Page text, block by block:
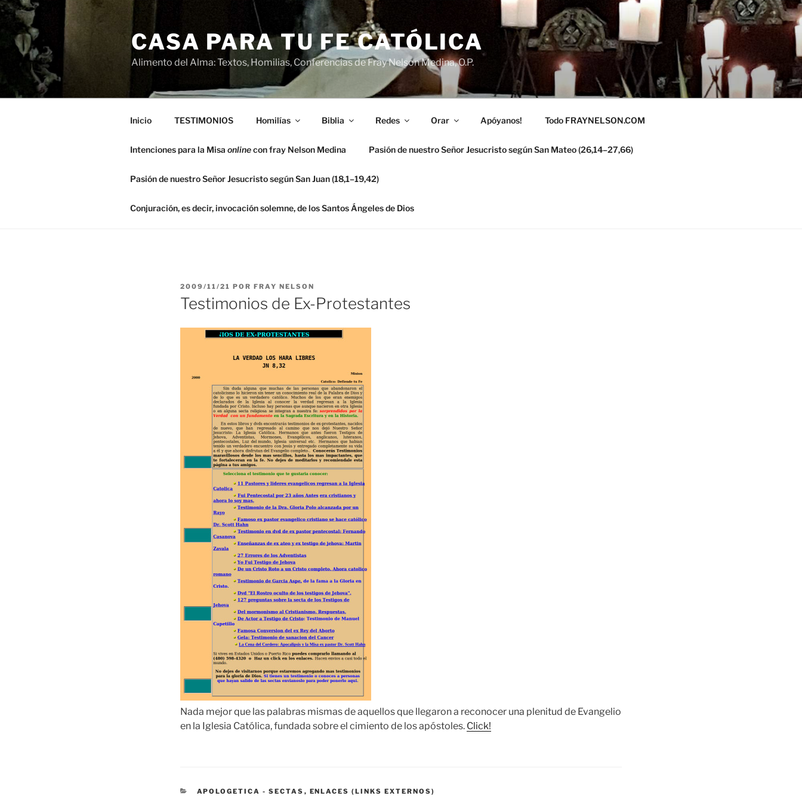
Saltar
contenido
CASA PARA TU FE CATÓLICA
Alimento del Alma: Textos, Homilias, Conferencias de Fray Nelson Medina, O.P.
Inicio TESTIMONIOS Homilías Biblia Redes Orar Apóyanos! Todo FRAYNELSON.COM
Intenciones para la Misa onlinecon fray Nelson Medina Pasión de nuestro Señor Jesucristo según San Mateo (26,14–27,66)
Pasión de nuestro Señor Jesucristo según San Juan (18,1–19,42)
Conjuración, es decir, invocación solemne, de los Santos Ángeles de Dios
PUBLICADO
EL
2009/11/21 POR FRAY NELSON
Testimonios de Ex-Protestantes
Nada mejor que las palabras mismas de aquellos que llegaron a reconocer una plenitud de Evangelio
en la Iglesia Católica, fundada sobre el cimiento de los apóstoles. Click!
CATEGORÍAS
APOLOGETICA - SECTAS , ENLACES (LINKS EXTERNOS)